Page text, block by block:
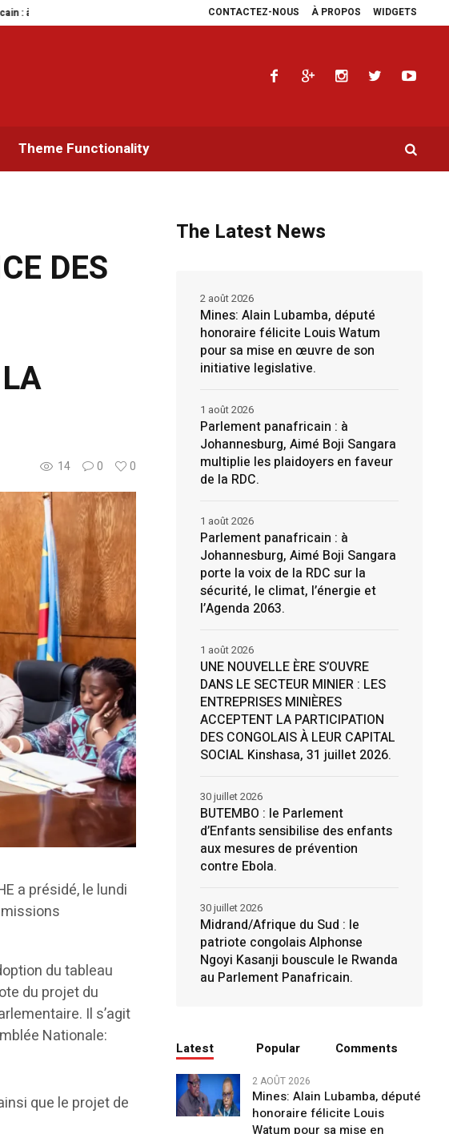
CONTACTEZ-NOUS À PROPOS WIDGETS
Sangara multiplie les plaidoyers en faveur de la RDC. Parlement panafricain : à
Theme Functionality
DES
14 0 0
a présidé, le lundi
du tableau
du projet du
Il s’agit
Nationale:
que le projet de
The Latest News
Mines: Alain Lubamba, député
honoraire félicite Louis Watum
pour sa mise en œuvre de son
initiative legislative.
2 août 2026
Parlement panafricain : à
Johannesburg, Aimé Boji Sangara
multiplie les plaidoyers en faveur
de la RDC.
1 août 2026
Parlement panafricain : à
Johannesburg, Aimé Boji Sangara
porte la voix de la RDC sur la
sécurité, le climat, l’énergie et
l’Agenda 2063.
1 août 2026
UNE NOUVELLE ÈRE S’OUVRE
DANS LE SECTEUR MINIER : LES
ENTREPRISES MINIÈRES
ACCEPTENT LA PARTICIPATION
DES CONGOLAIS À LEUR CAPITAL
SOCIAL Kinshasa, 31 juillet 2026.
1 août 2026
BUTEMBO : le Parlement
d’Enfants sensibilise des enfants
aux mesures de prévention
contre Ebola.
30 juillet 2026
Midrand/Afrique du Sud : le
patriote congolais Alphonse
Ngoyi Kasanji bouscule le Rwanda
au Parlement Panafricain.
30 juillet 2026
Latest Popular Comments
2 AOÛT 2026
Mines: Alain Lubamba, député
honoraire félicite Louis
Watum pour sa mise en